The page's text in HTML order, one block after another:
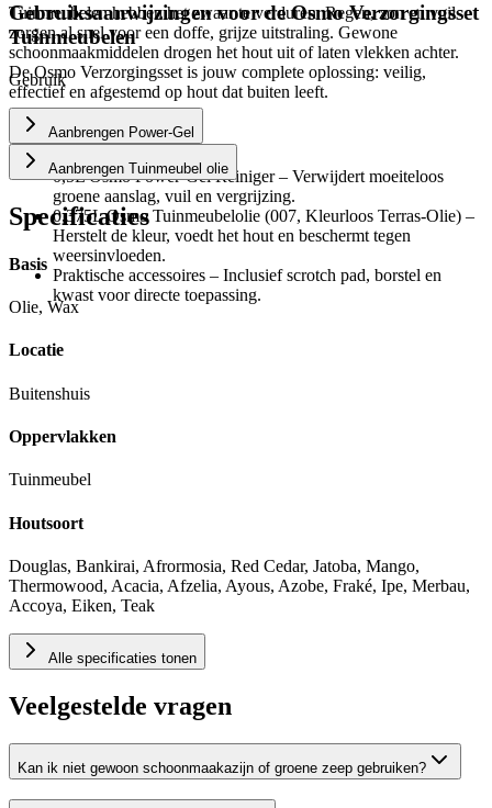
Tuinmeubelen hebben het zwaar te verduren. Regen, zon en vuil
zorgen al snel voor een doffe, grijze uitstraling. Gewone
schoonmaakmiddelen drogen het hout uit of laten vlekken achter.
De Osmo Verzorgingsset is jouw complete oplossing: veilig,
effectief en afgestemd op hout dat buiten leeft.
Wat zit er in de set?
0,5L Osmo Power-Gel Reiniger– Verwijdert moeiteloos
groene aanslag, vuil en vergrijzing.
0,375L Osmo Tuinmeubelolie (007, Kleurloos Terras-Olie) –
Herstelt de kleur, voedt het hout en beschermt tegen
weersinvloeden.
Praktische accessoires – Inclusief scrotch pad, borstel en
kwast voor directe toepassing.
Gebruiksaanwijzingen voor deOsmo Verzorgingsset
Tuinmeubelen
Gebruik
Aanbrengen Power-Gel
Aanbrengen Tuinmeubel olie
Specificaties
Basis
Olie, Wax
Locatie
Buitenshuis
Oppervlakken
Tuinmeubel
Houtsoort
Douglas, Bankirai, Afrormosia, Red Cedar, Jatoba, Mango,
Thermowood, Acacia, Afzelia, Ayous, Azobe, Fraké, Ipe, Merbau,
Accoya, Eiken, Teak
Alle specificaties tonen
Veelgestelde vragen
Kan ik niet gewoon schoonmaakazijn of groene zeep gebruiken?